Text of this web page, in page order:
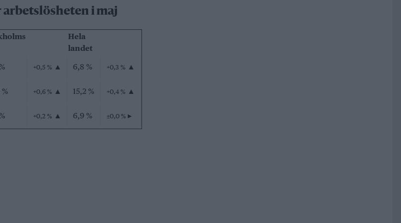
arbetslösheten i maj
Hela
landet
+0,5 % ▲ 6,8 % +0,3 % ▲
% +0,6 % ▲ 15,2 % +0,4 % ▲
+0,2 % ▲ 6,9 % ±0,0 % ▸